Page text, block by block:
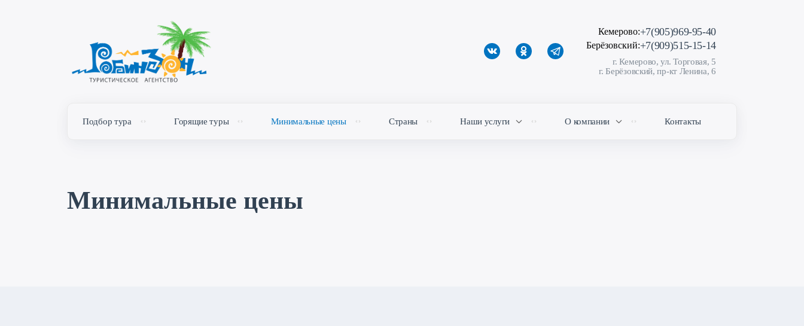
Кемерово:+7(905)969-95-40
Берёзовский:+7(909)515-15-14
г. Кемерово, ул. Торговая, 5
г. Берёзовский, пр-кт Ленина, 6
Подбор тура Горящие туры Минимальные цены Страны Наши услуги О компании Контакты
Минимальные цены